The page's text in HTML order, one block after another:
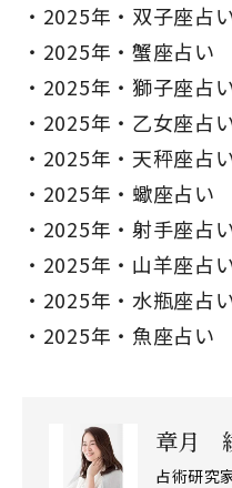
2025年・双子座占
2025年・蟹座占い
2025年・獅子座占
2025年・乙女座占
2025年・天秤座占
2025年・蠍座占い
2025年・射手座占
2025年・山羊座占
2025年・水瓶座占
2025年・魚座占い
章月
占術研究